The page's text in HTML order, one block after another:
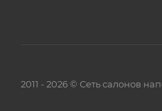
2011 - 2026 © Сеть салонов